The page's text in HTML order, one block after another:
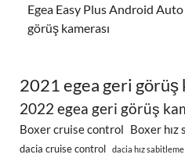
Egea Easy Plus Android
görüş kamerası
2021 egea geri görüş
2022 egea geri görüş
Boxer cruise control Boxer hız
dacia cruise control
dacia hız sabitleme